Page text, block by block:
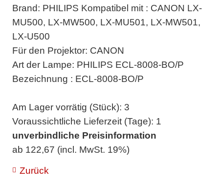
Brand: PHILIPS Kompatibel mit : CANON LX-
MU500, LX-MW500, LX-MU501, LX-MW501,
LX-U500
Für den Projektor: CANON
Art der Lampe: PHILIPS ECL-8008-BO/P
Bezeichnung : ECL-8008-BO/P
Am Lager vorrätig (Stück): 3
Voraussichtliche Lieferzeit (Tage): 1
unverbindliche Preisinformation
ab 122,67 (incl. MwSt. 19%)
Zurück